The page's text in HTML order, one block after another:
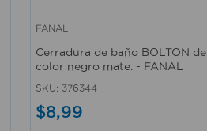
Vista rápida
FANAL
Cerradura de baño BOLTON de
color negro mate. - FANAL
SKU: 376344
$8,99